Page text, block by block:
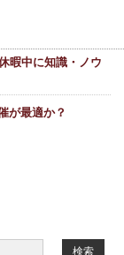
暇中に知識・ノウ
が最適か？